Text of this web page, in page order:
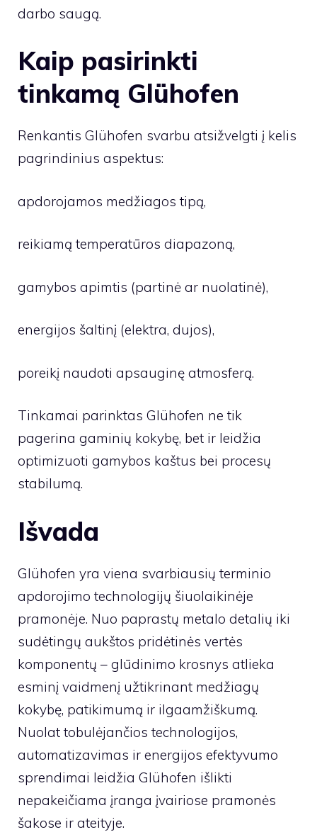
darbo saugą.
Kaip pasirinkti
tinkamą Glühofen
Renkantis Glühofen svarbu atsižvelgti į kelis
pagrindinius aspektus:
apdorojamos medžiagos tipą,
reikiamą temperatūros diapazoną,
gamybos apimtis (partinė ar nuolatinė),
energijos šaltinį (elektra, dujos),
poreikį naudoti apsauginę atmosferą.
Tinkamai parinktas Glühofen ne tik
pagerina gaminių kokybę, bet ir leidžia
optimizuoti gamybos kaštus bei procesų
stabilumą.
Išvada
Glühofen yra viena svarbiausių terminio
apdorojimo technologijų šiuolaikinėje
pramonėje. Nuo paprastų metalo detalių iki
sudėtingų aukštos pridėtinės vertės
komponentų – glūdinimo krosnys atlieka
esminį vaidmenį užtikrinant medžiagų
kokybę, patikimumą ir ilgaamžiškumą.
Nuolat tobulėjančios technologijos,
automatizavimas ir energijos efektyvumo
sprendimai leidžia Glühofen išlikti
nepakeičiama įranga įvairiose pramonės
šakose ir ateityje.